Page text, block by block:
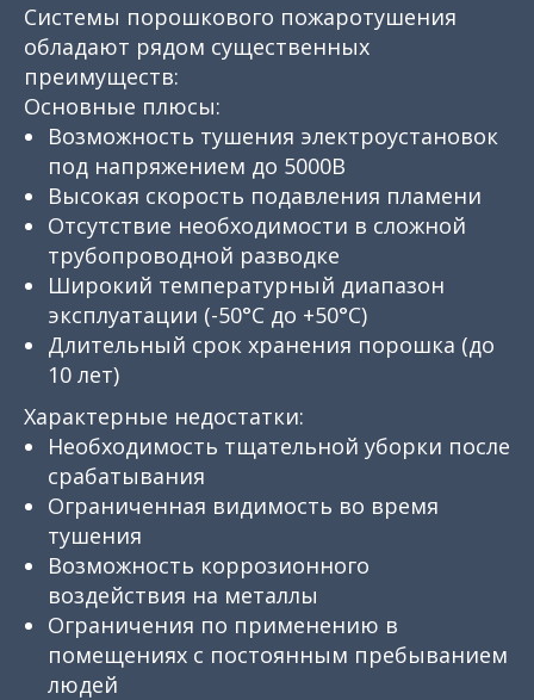
Системы порошкового пожаротушения
обладают рядом существенных
преимуществ:
Основные плюсы:
Возможность тушения электроустановок
под напряжением до 5000В
Высокая скорость подавления пламени
Отсутствие необходимости в сложной
трубопроводной разводке
Широкий температурный диапазон
эксплуатации (-50°C до +50°C)
Длительный срок хранения порошка (до
10 лет)
Характерные недостатки:
Необходимость тщательной уборки после
срабатывания
Ограниченная видимость во время
тушения
Возможность коррозионного
воздействия на металлы
Ограничения по применению в
помещениях с постоянным пребыванием
людей